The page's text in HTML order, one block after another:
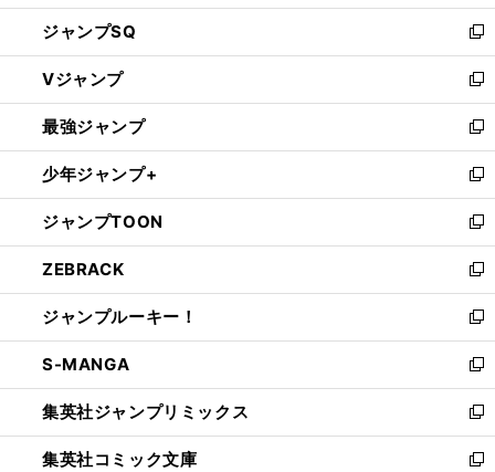
し
い
ウ
ィ
ン
ド
ウ
で
開
く
ジャンプSQ
新
し
い
ウ
ィ
ン
ド
ウ
で
開
く
Vジャンプ
新
し
い
ウ
ィ
ン
ド
ウ
で
開
く
最強ジャンプ
新
し
い
ウ
ィ
ン
ド
ウ
で
開
く
少年ジャンプ+
新
し
い
ウ
ィ
ン
ド
ウ
で
開
く
ジャンプTOON
新
し
い
ウ
ィ
ン
ド
ウ
で
開
く
ZEBRACK
新
し
い
ウ
ィ
ン
ド
ウ
で
ジャンプルーキー！
新
し
い
ウ
ィ
ン
ド
S-MANGA
新
し
い
ウ
ィ
集英社ジャンプリミックス
新
し
い
集英社コミック文庫
新